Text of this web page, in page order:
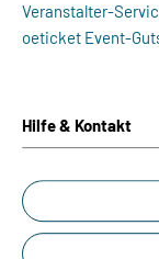
Veranstalter-
oeticket Event-
Hilfe & Kontakt